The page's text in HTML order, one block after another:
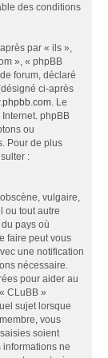
des conditions
par « ils »,
», « phpBB
forum, déclaré
ci-après
. Le
phpBB
ou
Pour de plus
:
vulgaire,
ou tout autre
pays où
faire peut vous
une notification
nécessaire.
pour aider au
CLuBB »
sujet lorsque
vous
soient
ne